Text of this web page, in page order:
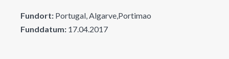
Fundort: Portugal, Algarve,Portimao
Funddatum: 17.04.2017